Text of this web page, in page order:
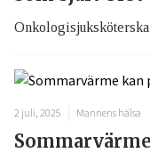
2 juli, 2025 Mannens hälsa